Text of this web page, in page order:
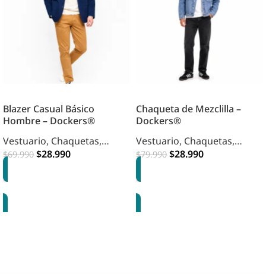
Blazer Casual Básico
Hombre – Dockers®
Vestuario, Chaquetas,
Hombre
$69.990 $28.990
Chaqueta de Mezclilla –
Dockers®
Vestuario, Chaquetas,
Hombre
$79.990 $28.990